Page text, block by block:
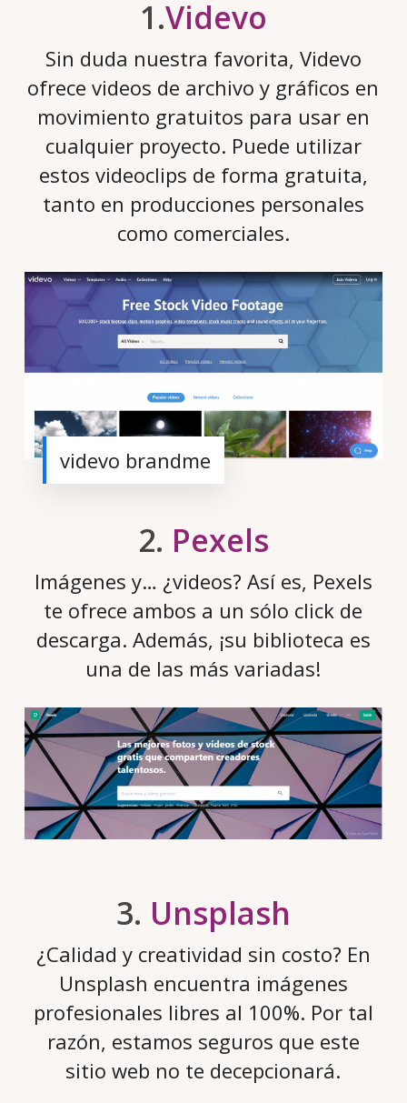
1.Videvo
Sin duda nuestra favorita, Videvo
ofrece videos de archivo y gráficos en
movimiento gratuitos para usar en
cualquier proyecto. Puede utilizar
estos videoclips de forma gratuita,
tanto en producciones personales
como comerciales.
videvo brandme
2. Pexels
Imágenes y… ¿videos? Así es, Pexels
te ofrece ambos a un sólo click de
descarga. Además, ¡su biblioteca es
una de las más variadas!
3. Unsplash
¿Calidad y creatividad sin costo? En
Unsplash encuentra imágenes
profesionales libres al 100%. Por tal
razón, estamos seguros que este
sitio web no te decepcionará.